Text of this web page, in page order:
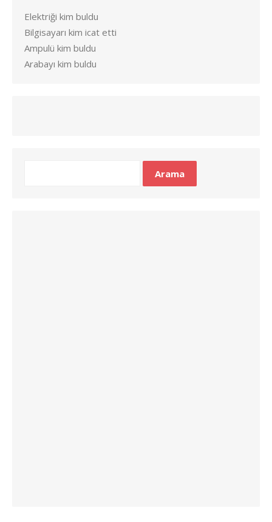
Elektriği kim buldu
Bilgisayarı kim icat etti
Ampulü kim buldu
Arabayı kim buldu